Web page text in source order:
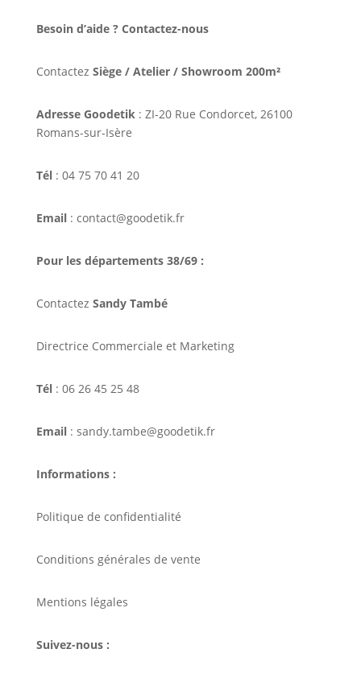
Besoin d’aide ? Contactez-nous
Contactez Siège / Atelier / Showroom 200m²
Adresse Goodetik: ZI-20 Rue Condorcet, 26100
Romans-sur-Isère
Tél: 04 75 70 41 20
Email: contact@goodetik.fr
Pour les départements 38/69 :
Contactez Sandy També
Directrice Commerciale et Marketing
Tél: 06 26 45 25 48
Email: sandy.tambe@goodetik.fr
Informations :
Politique de confidentialité
Conditions générales de vente
Mentions légales
Suivez-nous :